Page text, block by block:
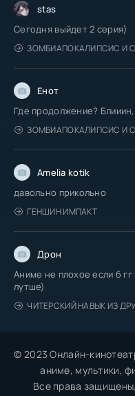
stas
Сегодня выйдет 2 серия)
ЗОМБИАПОКАЛИПСИС И СПИСОК
Енот
Где продолжение?
ЗОМБИАПОКАЛИПСИС И СПИСОК
Amelia kotik
давольно прикольно
ГЕНШИН ИМПАКТ
Дрон
Аниме не плохое если б
лутше)
ЧИТЕРСКИЙ НАВЫК ИЗ
© 2023 Онлайн-
аниме, мультики,
Все права